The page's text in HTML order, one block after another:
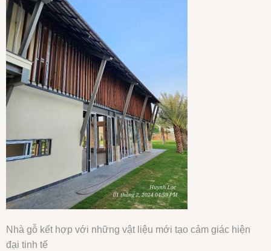
Nhà gỗ kết hợp với những vật liệu mới tạo cảm giác hiện
đại tinh tế